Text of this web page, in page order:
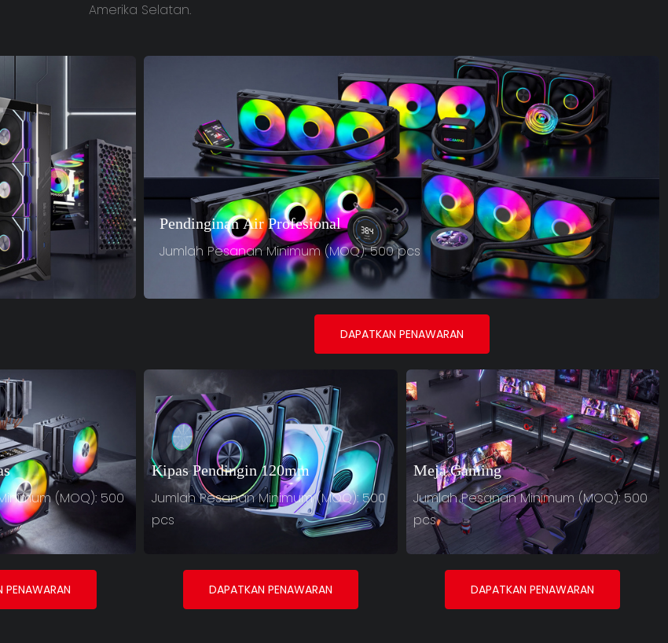
Amerika Selatan.
Pendinginan Air Profesional
Jumlah Pesanan Minimum (MOQ): 500 pcs
DAPATKAN PENAWARAN
(MOQ): 500
PENAWARAN
Kipas Pendingin 120mm
Jumlah Pesanan Minimum (MOQ): 500
pcs
DAPATKAN PENAWARAN
Meja Gaming
Jumlah Pesanan Minimum (MOQ): 500
pcs
DAPATKAN PENAWARAN